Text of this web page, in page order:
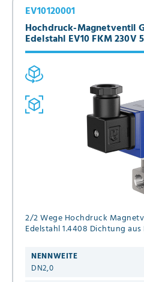
Hochdruck-Magnetventil
Edelstahl EV10 FKM 230V
EV10120001
2/2 Wege Hochdruck
Edelstahl 1.4408 Dichtung
NENNWEITE
DN2,0